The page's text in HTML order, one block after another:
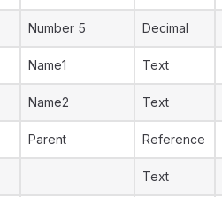
Number 5 Decimal
Name1 Text
Name2 Text
Parent Reference
Text